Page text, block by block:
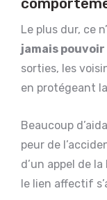
Le plus dur, ce
jamais
sorties, les
en protégeant
Beaucoup
peur de
d’un appel de
le lien affectif